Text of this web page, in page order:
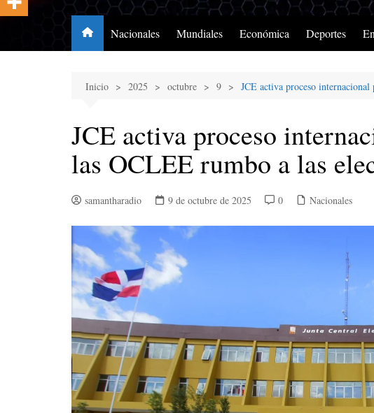
Nacionales Mundiales Económica Deportes
Inicio 2025 octubre 9 JCE activa proceso
JCE activa proceso
las OCLEE rumbo a las
samantharadio 9 de octubre de 2025 0 Nacionales